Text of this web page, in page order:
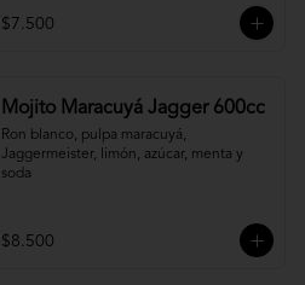
$7.500
Mojito Maracuyá Jagger 600cc
Ron blanco, pulpa maracuyá,
Jaggermeister, limón, azúcar, menta y
soda
$8.500